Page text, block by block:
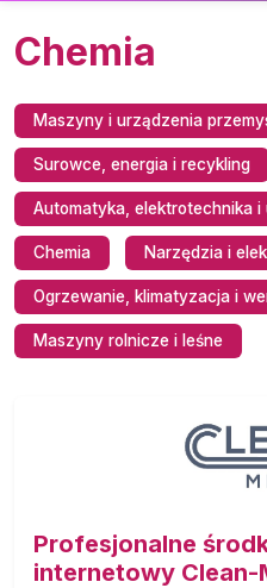
Chemia
Maszyny i urządzenia
Surowce, energia i recykling
Automatyka, elektrotechnika
Chemia Narzędzia i
Ogrzewanie, klimatyzacja i
Maszyny rolnicze i leśne
Profesjonalne
internetowy Clean-